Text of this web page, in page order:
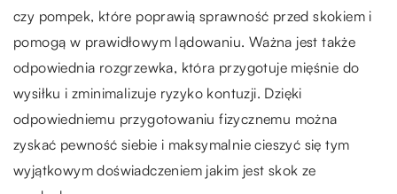
czy pompek, które poprawią sprawność przed skokiem i
pomogą w prawidłowym lądowaniu. Ważna jest także
odpowiednia rozgrzewka, która przygotuje mięśnie do
wysiłku i zminimalizuje ryzyko kontuzji. Dzięki
odpowiedniemu przygotowaniu fizycznemu można
zyskać pewność siebie i maksymalnie cieszyć się tym
wyjątkowym doświadczeniem jakim jest skok ze